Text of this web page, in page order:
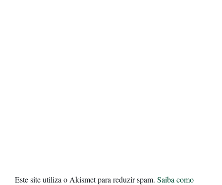
Este site utiliza o Akismet para reduzir spam. Saiba como